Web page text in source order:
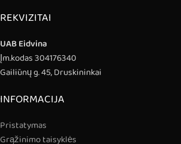
REKVIZITAI
UAB Eidvina
Įm.kodas 304176340
Gailiūnų g. 45, Druskininkai
INFORMACIJA
Pristatymas
Grąžinimo taisyklės